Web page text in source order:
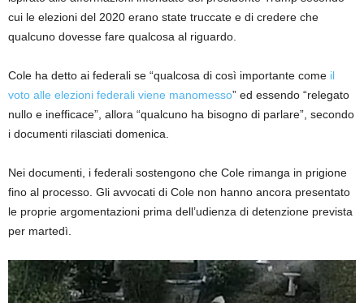
cui le elezioni del 2020 erano state truccate e di credere che
qualcuno dovesse fare qualcosa al riguardo.
Cole ha detto ai federali se “qualcosa di così importante come il
voto alle elezioni federali viene manomesso” ed essendo “relegato
nullo e inefficace”, allora “qualcuno ha bisogno di parlare”, secondo
i documenti rilasciati domenica.
Nei documenti, i federali sostengono che Cole rimanga in prigione
fino al processo. Gli avvocati di Cole non hanno ancora presentato
le proprie argomentazioni prima dell’udienza di detenzione prevista
per martedì.